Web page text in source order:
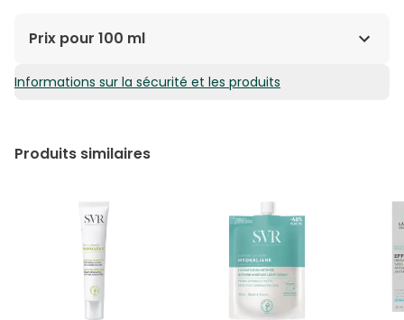
Prix pour 100 ml
67,22€ / 100 ml
Informations sur la sécurité et les produits
Produits similaires